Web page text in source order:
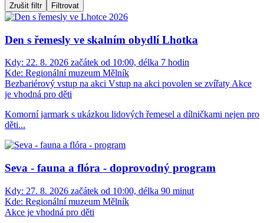
Zrušit filtr Filtrovat
Den s řemesly ve skalním obydlí Lhotka
Kdy: 22. 8. 2026 začátek od 10:00, délka 7 hodin
Kde: Regionální muzeum Mělník
Bezbariérový vstup na akci Vstup na akci povolen se zvířaty Akce
je vhodná pro děti
Komorní jarmark s ukázkou lidových řemesel a dílničkami nejen pro
děti...
Seva - fauna a flóra - doprovodný program
Kdy: 27. 8. 2026 začátek od 10:00, délka 90 minut
Kde: Regionální muzeum Mělník
Akce je vhodná pro děti